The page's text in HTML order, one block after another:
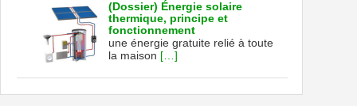
(Dossier) Énergie solaire
thermique, principe et
fonctionnement
une énergie gratuite relié à toute
la maison […]